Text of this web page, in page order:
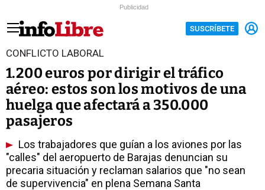
Publicidad
SUSCRÍBETE
CONFLICTO LABORAL
1.200 euros por dirigir el tráfico
aéreo: estos son los motivos de una
huelga que afectará a 350.000
pasajeros
Los trabajadores que guían a los aviones por las
"calles" del aeropuerto de Barajas denuncian su
precaria situación y reclaman salarios que "no sean
de supervivencia" en plena Semana Santa